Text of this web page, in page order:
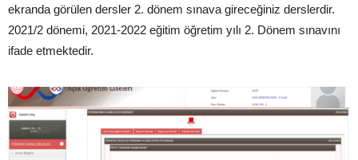
ekranda görülen dersler 2. dönem sınava gireceğiniz derslerdir.
2021/2 dönemi, 2021-2022 eğitim öğretim yılı 2. Dönem sınavını
ifade etmektedir.